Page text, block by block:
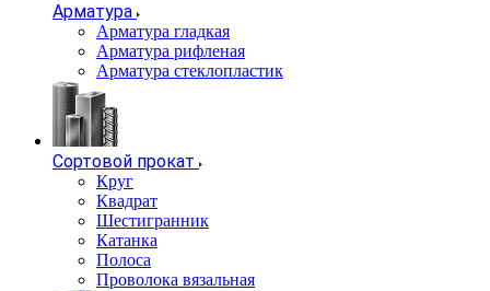
Арматура
Арматура гладкая
Арматура рифленая
Арматура стеклопластик
Сортовой прокат
Круг
Квадрат
Шестигранник
Катанка
Полоса
Проволока вязальная